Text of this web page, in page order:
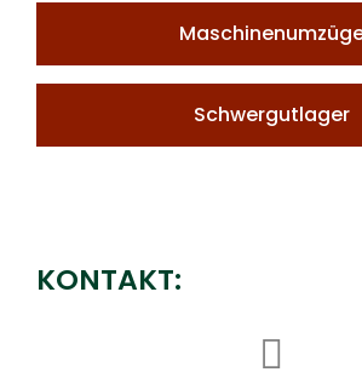
Schwergutlager
KONTAKT: